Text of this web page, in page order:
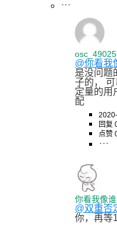
@你看我
是没问题
子的，
定量的用
配
回复
点赞
你看我像谁
@双重否
你，再等